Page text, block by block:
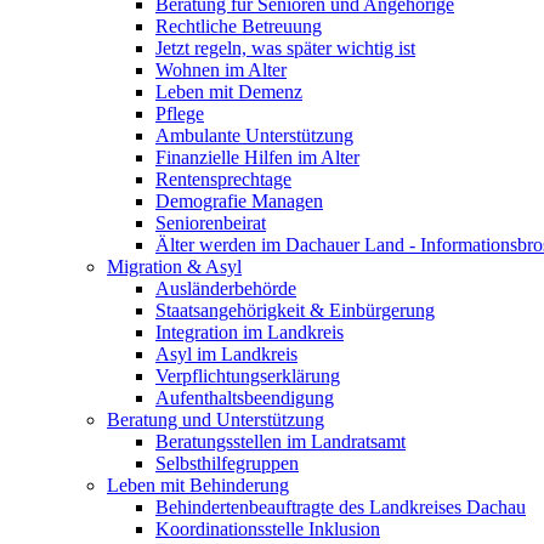
Rechtliche Betreuung
Jetzt regeln, was später wichtig ist
Wohnen im Alter
Leben mit Demenz
Pflege
Ambulante Unterstützung
Finanzielle Hilfen im Alter
Rentensprechtage
Demografie Managen
Seniorenbeirat
Älter werden im Dachauer Land -
Migration & Asyl
Ausländerbehörde
Staatsangehörigkeit & Einbürgerung
Integration im Landkreis
Asyl im Landkreis
Verpflichtungserklärung
Aufenthaltsbeendigung
Beratung und Unterstützung
Beratungsstellen im Landratsamt
Selbsthilfegruppen
Leben mit Behinderung
Behindertenbeauftragte des Landkreises Dachau
Koordinationsstelle Inklusion